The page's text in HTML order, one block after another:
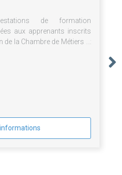
de formation
aux apprenants inscrits
de la Chambre de Métiers et